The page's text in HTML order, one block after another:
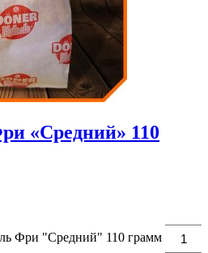
«Средний» 110
Фри "Средний" 110 грамм